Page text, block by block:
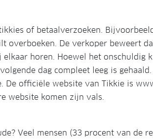
of betaalverzoeken.
overboeken. De verkoper beweert
horen. Hoewel het onschuldig
dag compleet leeg is
De officiële website van Tikkie is
website komen zijn vals.
Veel mensen (33 procent van de